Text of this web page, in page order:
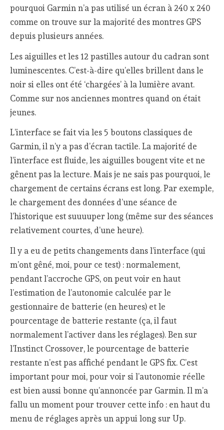
pourquoi Garmin n’a pas utilisé un écran à 240 x 240
comme on trouve sur la majorité des montres GPS
depuis plusieurs années.
Les aiguilles et les 12 pastilles autour du cadran sont
luminescentes. C’est-à-dire qu’elles brillent dans le
noir si elles ont été ‘chargées’ à la lumière avant.
Comme sur nos anciennes montres quand on était
jeunes.
L’interface se fait via les 5 boutons classiques de
Garmin, il n’y a pas d’écran tactile. La majorité de
l’interface est fluide, les aiguilles bougent vite et ne
gênent pas la lecture. Mais je ne sais pas pourquoi, le
chargement de certains écrans est long. Par exemple,
le chargement des données d’une séance de
l’historique est suuuuper long (même sur des séances
relativement courtes, d’une heure).
Il y a eu de petits changements dans l’interface (qui
m’ont gêné, moi, pour ce test) : normalement,
pendant l’accroche GPS, on peut voir en haut
l’estimation de l’autonomie calculée par le
gestionnaire de batterie (en heures) et le
pourcentage de batterie restante (ça, il faut
normalement l’activer dans les réglages). Ben sur
l’Instinct Crossover, le pourcentage de batterie
restante n’est pas affiché pendant le GPS fix. C’est
important pour moi, pour voir si l’autonomie réelle
est bien aussi bonne qu’annoncée par Garmin. Il m’a
fallu un moment pour trouver cette info : en haut du
menu de réglages après un appui long sur Up.